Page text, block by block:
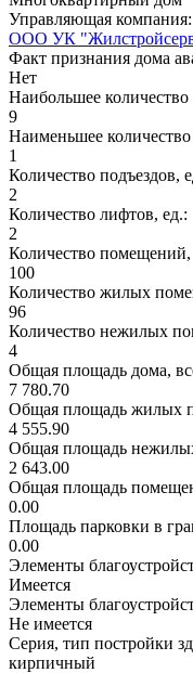
Управляющая компания:
ООО УК
Факт признания дома
Нет
Наибольшее количество
9
Наименьшее количество
1
Количество подъездов,
2
Количество лифтов, ед.:
2
Количество помещений,
100
Количество жилых
96
Количество нежилых
4
Общая площадь дома,
7 780.70
Общая площадь жилых
4 555.90
Общая площадь
2 643.00
Общая площадь
0.00
Площадь парковки в
0.00
Элементы
Имеется
Элементы
Не имеется
Серия, тип постройки
кирпичный